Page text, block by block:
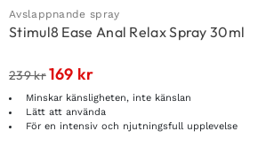
Avslappnande spray
Stimul8 Ease Anal Relax Spray 30ml
239kr169 kr
Minskar känsligheten, inte känslan
Lätt att använda
För en intensiv och njutningsfull upplevelse